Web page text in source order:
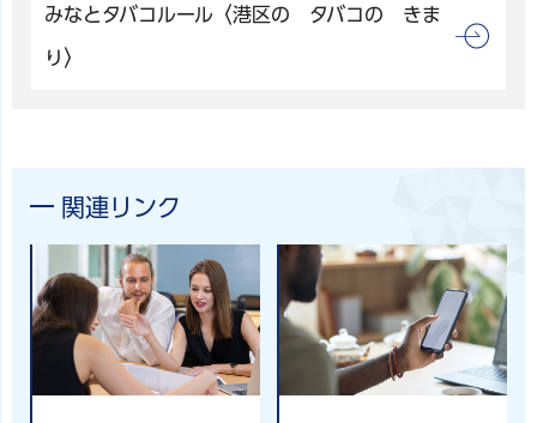
みなとタバコルール〈港区の タバコの きま
り〉
関連リンク